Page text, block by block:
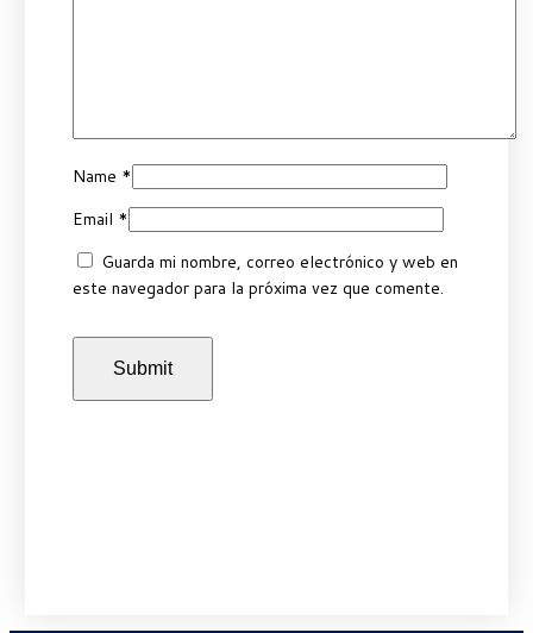
Name *
Email *
Guarda mi nombre, correo electrónico y web en
este navegador para la próxima vez que comente.